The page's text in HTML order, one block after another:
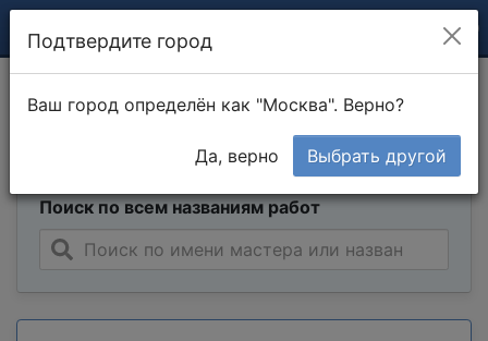
Расценки на строительные
работы и ремонт
Поиск по всем названиям работ
Подтвердите город
Ваш город определён как "Москва". Верно?
Да, верно Выбрать другой